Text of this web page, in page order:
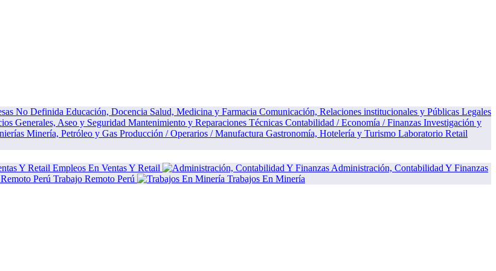
No Definida Educación, Docencia Salud, Medicina y Farmacia Comunicación, Relaciones institucionales y Públicas Legales
Generales, Aseo y Seguridad Mantenimiento y Reparaciones Técnicas Contabilidad / Economía / Finanzas Investigación y
Minería, Petróleo y Gas Producción / Operarios / Manufactura Gastronomía, Hotelería y Turismo Laboratorio Retail
Empleos En Ventas Y Retail
Administración, Contabilidad Y Finanzas
Trabajo Remoto Perú
Trabajos En Minería